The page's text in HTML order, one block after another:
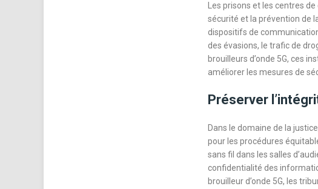
Les prisons et les centres
sécurité et la prévention de
dispositifs de
des évasions, le trafic de
brouilleurs d’onde 5G, ces
améliorer les mesures de
Préserver
Dans le domaine de la
pour les procédures
sans fil dans les salles
confidentialité des
brouilleur d’onde 5G, les